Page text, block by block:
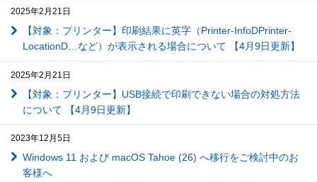
2025年2月21日
【対象：プリンター】印刷結果に英字（Printer-InfoDPrinter-
LocationD…など）が表示される場合について 【4月9日更新】
2025年2月21日
【対象：プリンター】USB接続で印刷できない場合の対処方法
について 【4月9日更新】
2023年12月5日
Windows 11 および macOS Tahoe (26) へ移行をご検討中のお
客様へ